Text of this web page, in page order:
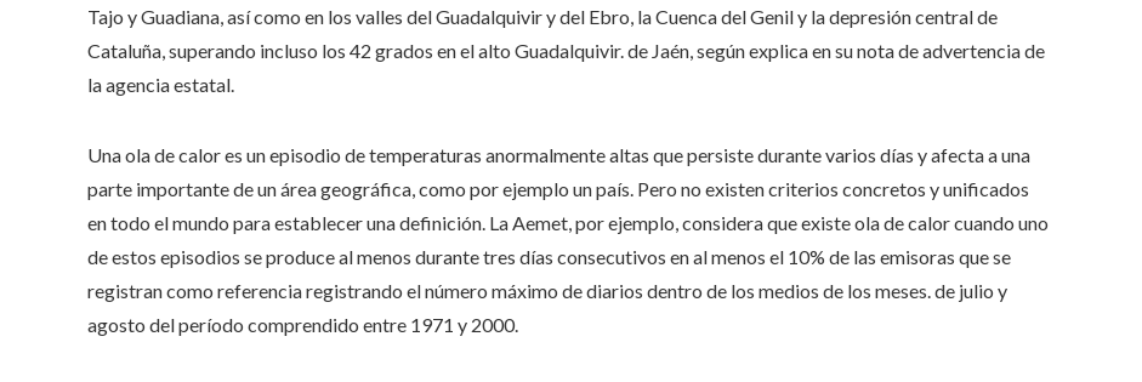
Tajo y Guadiana, así como en los valles del Guadalquivir y del Ebro, la Cuenca del Genil y la depresión central de
Cataluña, superando incluso los 42 grados en el alto Guadalquivir. de Jaén, según explica en su nota de advertencia de
la agencia estatal.
Una ola de calor es un episodio de temperaturas anormalmente altas que persiste durante varios días y afecta a una
parte importante de un área geográfica, como por ejemplo un país. Pero no existen criterios concretos y unificados
en todo el mundo para establecer una definición. La Aemet, por ejemplo, considera que existe ola de calor cuando uno
de estos episodios se produce al menos durante tres días consecutivos en al menos el 10% de las emisoras que se
registran como referencia registrando el número máximo de diarios dentro de los medios de los meses. de julio y
agosto del período comprendido entre 1971 y 2000.